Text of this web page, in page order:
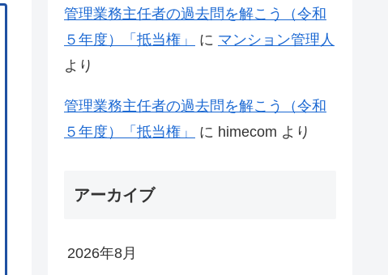
管理業務主任者の過去問を解こう（令和
５年度）「抵当権」
に マンション管理人
より
管理業務主任者の過去問を解こう（令和
５年度）「抵当権」
に himecom より
アーカイブ
2026年8月